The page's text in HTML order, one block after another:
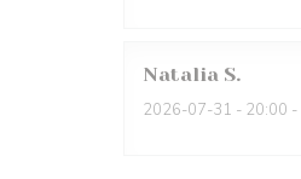
Natalia S
2026-07-31 - 20:00 -